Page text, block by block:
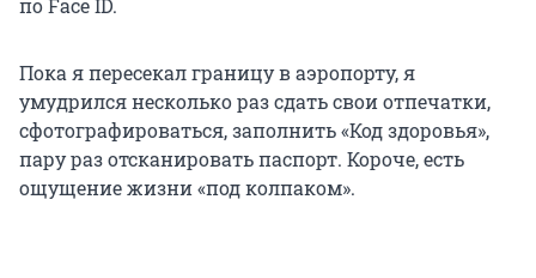
Пока я пересекал границу в аэропорту, я
умудрился несколько раз сдать свои отпечатки,
сфотографироваться, заполнить «Код здоровья»,
пару раз отсканировать паспорт. Короче, есть
ощущение жизни «под колпаком».